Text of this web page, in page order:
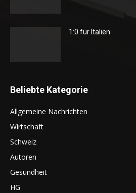
1:0 für Italien
Beliebte Kategorie
Allgemeine Nachrichten
Wirtschaft
Schweiz
Autoren
Gesundheit
HG